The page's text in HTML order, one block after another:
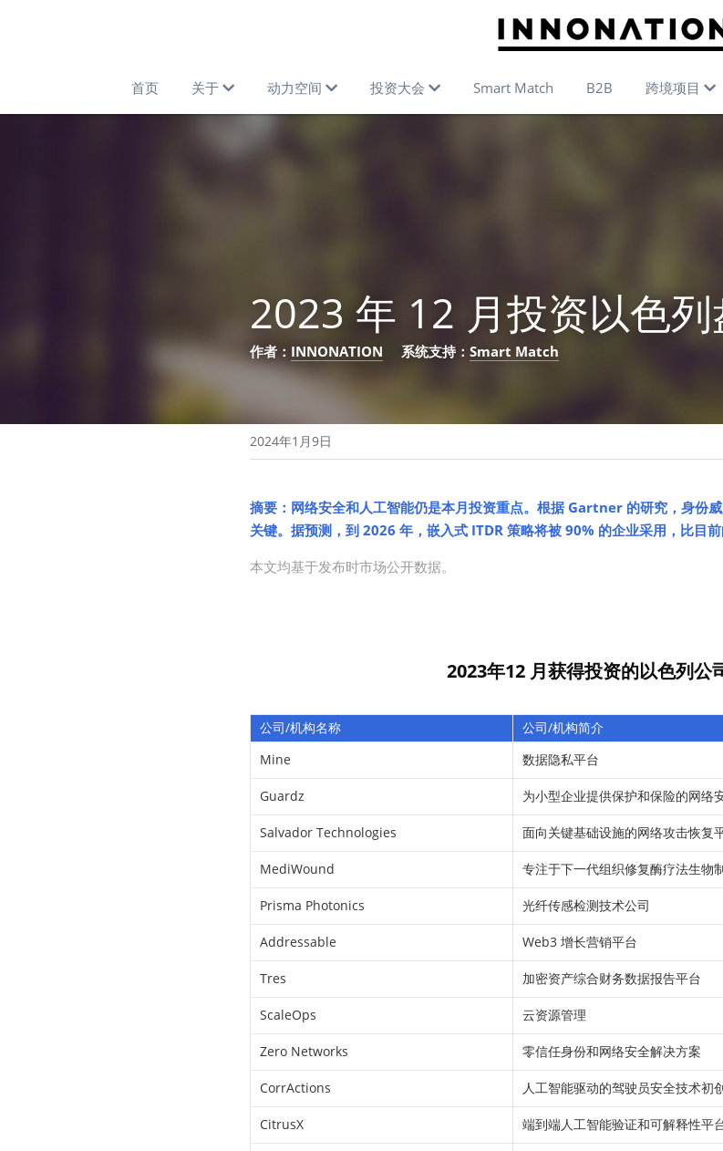
首页 关于 动力空间 投资大会 Smart Match B2B 跨境项目
2023 年 12 月投资以色列
作者： INNONATION
     系统支持：
Smart Match
2024年1月9日
摘要：网络安全和人工智能仍是本月投资重点。根据 Gartner 的研究，身份
关键。据预测，到 2026 年，嵌入式 ITDR 策略将被 90% 的企业采用，比目
本文均基于发布时市场公开数据。
2023年12 月获得投资的以色列公
公司/机构名称
公司/机构简介
Mine
数据隐私平台
Guardz 为小型企业提供保护和保险的网络
Salvador Technologies 面向关键基础设施的网络攻击恢复
MediWound 专注于下一代组织修复酶疗法生物
Prisma Photonics 光纤传感检测技术公司
Addressable Web3 增长营销平台
Tres 加密资产综合财务数据报告平台
ScaleOps 云资源管理
Zero Networks 零信任身份和网络安全解决方案
CorrActions 人工智能驱动的驾驶员安全技术初
CitrusX 端到端人工智能验证和可解释性平